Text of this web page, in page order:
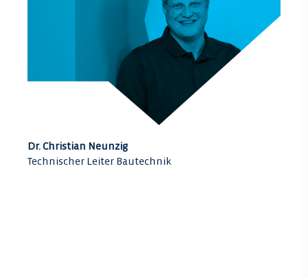
Dr. Christian Neunzig
Technischer Leiter Bautechnik